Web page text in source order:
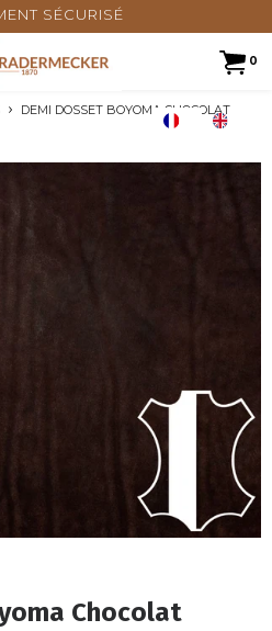
SÉCURISÉ
0
DEMI DOSSET BOYOMA CHOCOLAT
Chocolat